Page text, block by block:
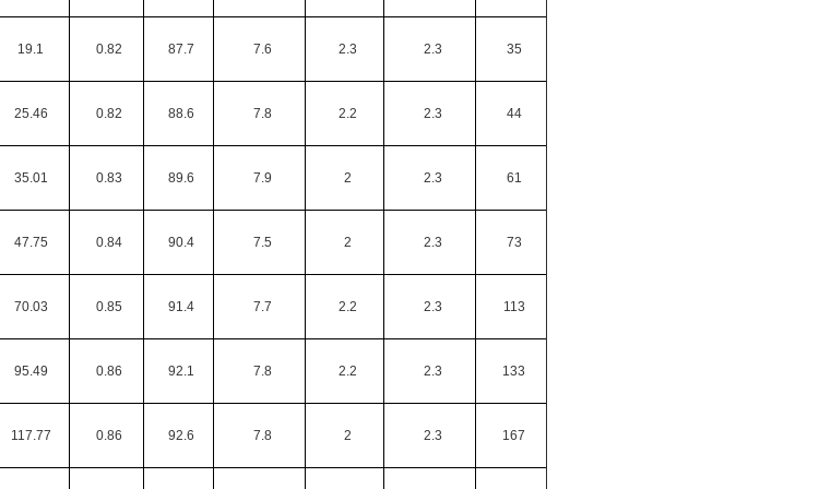
19.1 0.82 87.7 7.6 2.3 2.3 35
25.46 0.82 88.6 7.8 2.2 2.3 44
35.01 0.83 89.6 7.9 2 2.3 61
47.75 0.84 90.4 7.5 2 2.3 73
70.03 0.85 91.4 7.7 2.2 2.3 113
95.49 0.86 92.1 7.8 2.2 2.3 133
117.77 0.86 92.6 7.8 2 2.3 167